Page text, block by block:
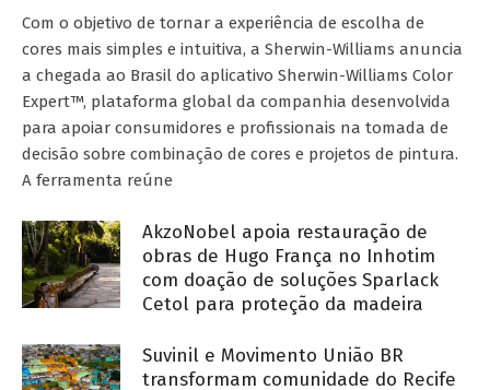
Com o objetivo de tornar a experiência de escolha de
cores mais simples e intuitiva, a Sherwin-Williams anuncia
a chegada ao Brasil do aplicativo Sherwin-Williams Color
Expert™, plataforma global da companhia desenvolvida
para apoiar consumidores e profissionais na tomada de
decisão sobre combinação de cores e projetos de pintura.
A ferramenta reúne
AkzoNobel apoia restauração de
obras de Hugo França no Inhotim
com doação de soluções Sparlack
Cetol para proteção da madeira
Suvinil e Movimento União BR
transformam comunidade do Recife